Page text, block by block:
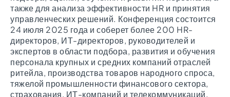
также для анализа эффективности HR и принятия
управленческих решений. Конференция состоится
24 июля 2025 года и соберет более 200 HR-
директоров, ИТ-директоров, руководителей и
экспертов в области подбора, развития и обучения
персонала крупных и средних компаний отраслей
ритейла, производства товаров народного спроса,
тяжелой промышленности финансового сектора,
страхования, ИТ-компаний и телекоммуникаций.